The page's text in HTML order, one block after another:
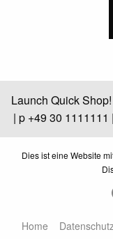
Home
Launch Quick
| p +49 30 1111111 |
Dies ist eine Website